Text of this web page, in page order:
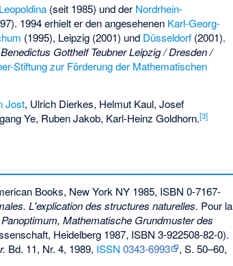
(seit 1985) und der Nordrhein-
1994 erhielt er den angesehenen Karl-Georg-
(1995), Leipzig (2001) und Düsseldorf (2001).
Gotthelf Teubner Leipzig / Dresden /
Stiftung zur Förderung der Mathematischen
Jost, Ulrich Dierkes, Helmut Kaul, Josef
Ye, Ruben Jakob, Karl-Heinz Goldhorn.[3]
Books, New York NY 1985, ISBN 0-7167-
L'explication des structures naturelles. Pour la
Panoptimum, Mathematische Grundmuster des
Heidelberg 1987, ISBN 3-922508-82-0).
Bd. 11, Nr. 4, 1989, ISSN 0343-6993
, S. 50–60,